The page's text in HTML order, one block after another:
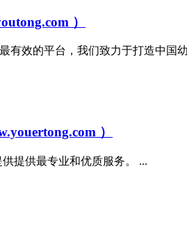
）
有效的平台，我们致力于打造中
）
提供最专业和优质服务。 ...